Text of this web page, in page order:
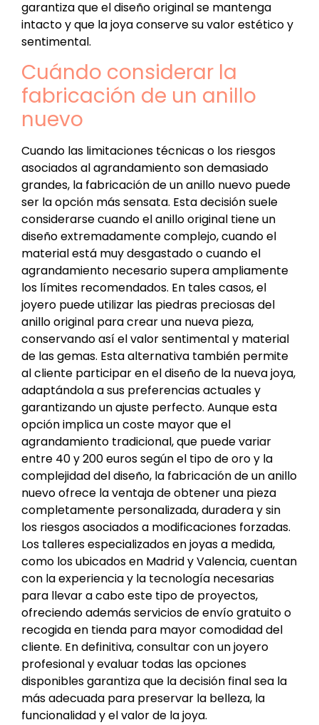
garantiza que el diseño original se mantenga
intacto y que la joya conserve su valor estético y
sentimental.
Cuándo considerar la
fabricación de un anillo
nuevo
Cuando las limitaciones técnicas o los riesgos
asociados al agrandamiento son demasiado
grandes, la fabricación de un anillo nuevo puede
ser la opción más sensata. Esta decisión suele
considerarse cuando el anillo original tiene un
diseño extremadamente complejo, cuando el
material está muy desgastado o cuando el
agrandamiento necesario supera ampliamente
los límites recomendados. En tales casos, el
joyero puede utilizar las piedras preciosas del
anillo original para crear una nueva pieza,
conservando así el valor sentimental y material
de las gemas. Esta alternativa también permite
al cliente participar en el diseño de la nueva joya,
adaptándola a sus preferencias actuales y
garantizando un ajuste perfecto. Aunque esta
opción implica un coste mayor que el
agrandamiento tradicional, que puede variar
entre 40 y 200 euros según el tipo de oro y la
complejidad del diseño, la fabricación de un anillo
nuevo ofrece la ventaja de obtener una pieza
completamente personalizada, duradera y sin
los riesgos asociados a modificaciones forzadas.
Los talleres especializados en joyas a medida,
como los ubicados en Madrid y Valencia, cuentan
con la experiencia y la tecnología necesarias
para llevar a cabo este tipo de proyectos,
ofreciendo además servicios de envío gratuito o
recogida en tienda para mayor comodidad del
cliente. En definitiva, consultar con un joyero
profesional y evaluar todas las opciones
disponibles garantiza que la decisión final sea la
más adecuada para preservar la belleza, la
funcionalidad y el valor de la joya.